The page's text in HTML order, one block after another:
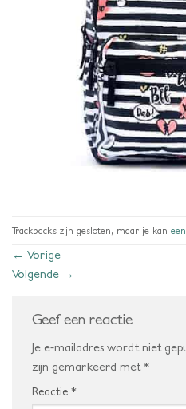
Trackbacks zijn gesloten, maar je kan
← Vorige
Volgende →
Geef een reactie
Je e-mailadres wordt niet
zijn gemarkeerd met *
Reactie *